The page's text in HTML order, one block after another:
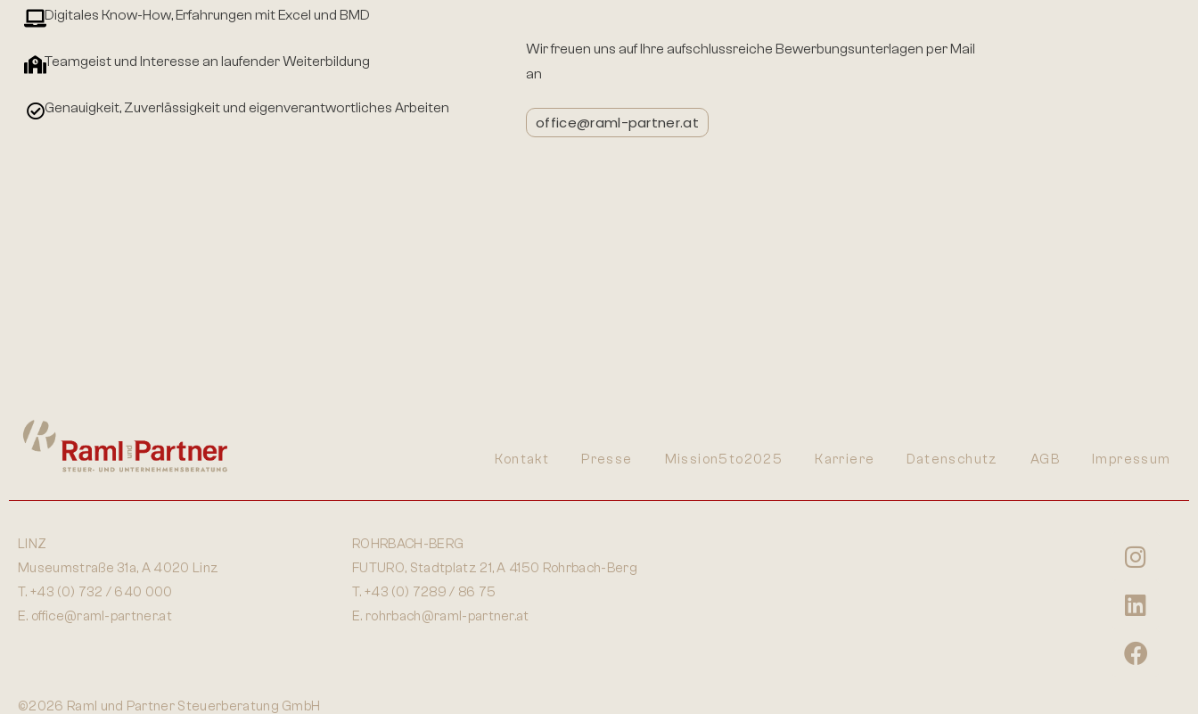
Digitales Know-How, Erfahrungen mit Excel und BMD
Teamgeist und Interesse an laufender Weiterbildung
Genauigkeit, Zuverlässigkeit und eigenverantwortliches Arbeiten
Wir freuen uns auf Ihre aufschlussreiche Bewerbungsunterlagen per Mail
an
office@raml-partner.at
Kontakt Presse Mission5to2025 Karriere Datenschutz AGB Impressum
LINZ
Museumstraße 31a, A 4020 Linz
T. +43 (0) 732 / 640 000
E. office@raml-partner.at
ROHRBACH-BERG
FUTURO, Stadtplatz 21, A 4150 Rohrbach-Berg
T.+43 (0) 7289 / 86 75
E. rohrbach@raml-partner.at
©2026 Raml und Partner Steuerberatung GmbH